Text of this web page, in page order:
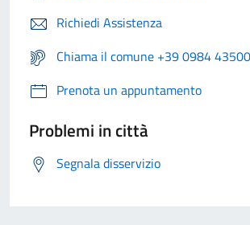
Richiedi Assistenza
Chiama il comune +39 0984
Prenota un appuntamento
Problemi in città
Segnala disservizio